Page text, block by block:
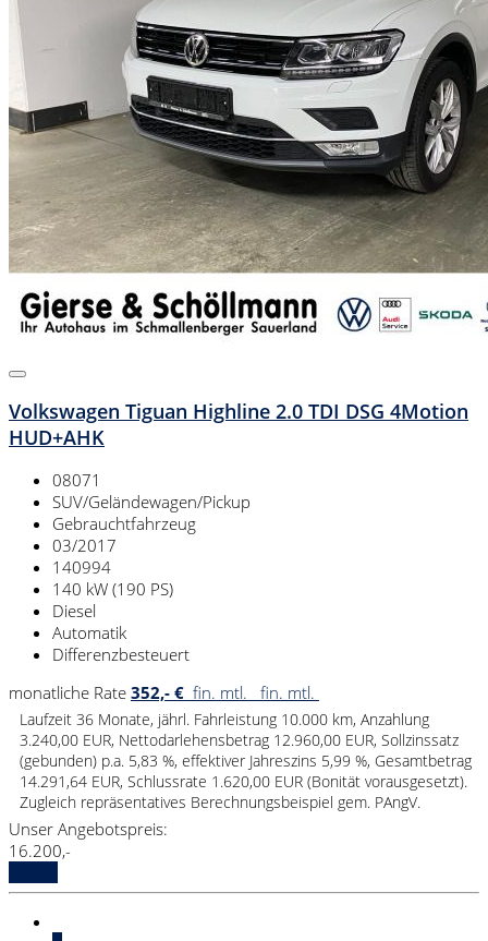
Volkswagen Tiguan Highline 2.0 TDI DSG 4Motion
HUD+AHK
08071
SUV/Geländewagen/Pickup
Gebrauchtfahrzeug
03/2017
140994
140 kW (190 PS)
Diesel
Automatik
Differenzbesteuert
monatliche Rate 352,- € fin. mtl. fin. mtl.
Laufzeit 36 Monate, jährl. Fahrleistung 10.000 km, Anzahlung
3.240,00 EUR, Nettodarlehensbetrag 12.960,00 EUR, Sollzinssatz
(gebunden) p.a. 5,83 %, effektiver Jahreszins 5,99 %, Gesamtbetrag
14.291,64 EUR, Schlussrate 1.620,00 EUR (Bonität vorausgesetzt).
Zugleich repräsentatives Berechnungsbeispiel gem. PAngV.
Unser Angebotspreis:
16.200,-